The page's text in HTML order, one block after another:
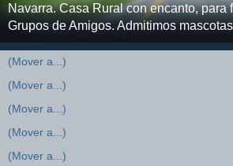
Navarra. Casa Rural con encanto, para
Grupos de Amigos. Admitimos mascotas